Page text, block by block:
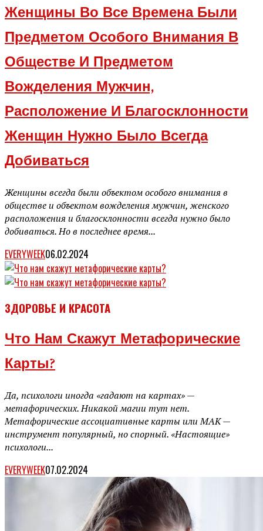
Женщины Во Все Времена Были
Предметом Особого Внимания В
Обществе И Предметом
Вожделения Мужчин,
Расположение И Благосклонности
Женщин Нужно Было Всегда
Добиваться
Женщины всегда были объектом особого внимания в
обществе и объектом вожделения мужчин, женского
расположения и благосклонности всегда нужно было
добиваться. Но в последнее время...
EVERYWEEK06.02.2024
ЗДОРОВЬЕ И КРАСОТА
Что Нам Скажут Метафорические
Карты?
Да, психологи иногда «гадают на картах» —
метафорических. Никакой магии тут нет.
Метафорические ассоциативные карты или МАК —
инструмент популярный, но спорный. «Настоящие»
психологи...
EVERYWEEK07.02.2024